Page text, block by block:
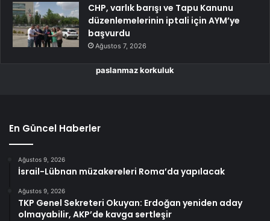
CHP, varlık barışı ve Tapu Kanunu
düzenlemelerinin iptali için AYM’ye
başvurdu
Ağustos 7, 2026
paslanmaz korkuluk
En Güncel Haberler
Ağustos 9, 2026
İsrail-Lübnan müzakereleri Roma’da yapılacak
Ağustos 9, 2026
TKP Genel Sekreteri Okuyan: Erdoğan yeniden aday
olmayabilir, AKP’de kavga sertleşir